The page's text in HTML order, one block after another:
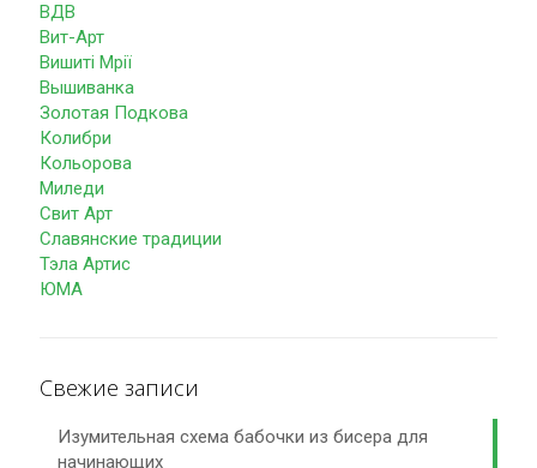
ВДВ
Вит-Арт
Вишиті Мрії
Вышиванка
Золотая Подкова
Колибри
Кольорова
Миледи
Свит Арт
Славянские традиции
Тэла Артис
ЮМА
Свежие записи
Изумительная схема бабочки из бисера для
начинающих